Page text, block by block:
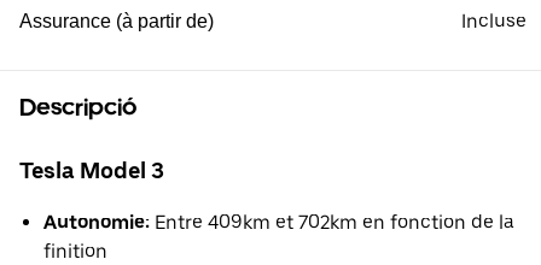
Assurance (à partir de) Incluse
Descripció
Tesla Model 3
Autonomie: Entre 409km et 702km en fonction de la
finition